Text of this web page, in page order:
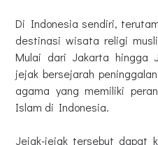
Di Indonesia sendiri,
destinasi wisata religi
Mulai dari Jakarta hingga
jejak bersejarah
agama yang memiliki
Islam di Indonesia.
Jejak-jejak tersebut dapat